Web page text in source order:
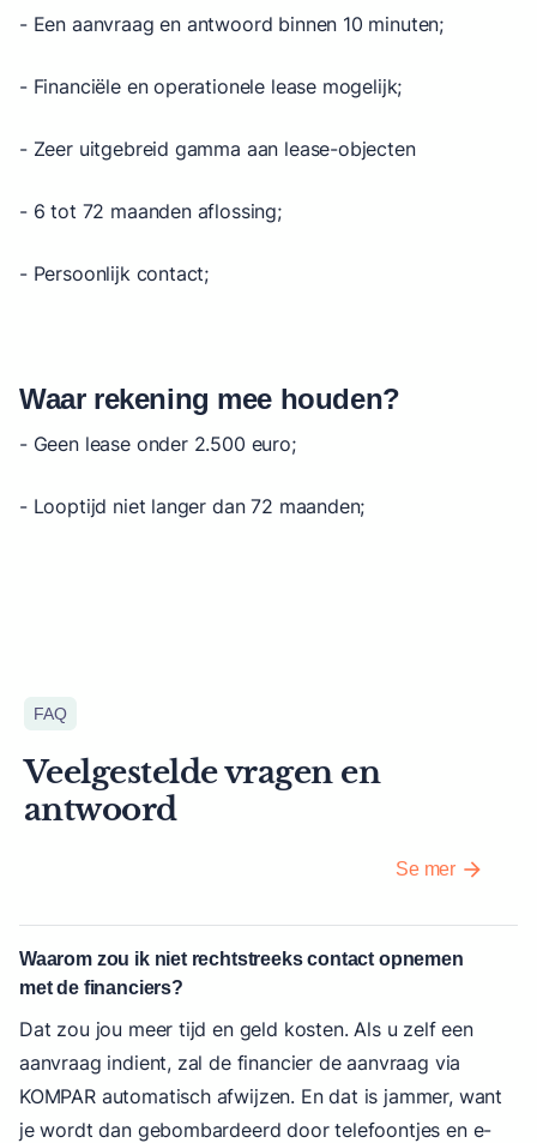
- Een aanvraag en antwoord binnen 10 minuten;
- Financiële en operationele lease mogelijk;
- Zeer uitgebreid gamma aan lease-objecten
- 6 tot 72 maanden aflossing;
- Persoonlijk contact;
Waar rekening mee houden?
- Geen lease onder 2.500 euro;
- Looptijd niet langer dan 72 maanden;
FAQ
Veelgestelde vragen en
antwoord
Se mer arrow_forward
Waarom zou ik niet rechtstreeks contact opnemen
met de financiers?
Dat zou jou meer tijd en geld kosten. Als u zelf een
aanvraag indient, zal de financier de aanvraag via
KOMPAR automatisch afwijzen. En dat is jammer, want
je wordt dan gebombardeerd door telefoontjes en e-